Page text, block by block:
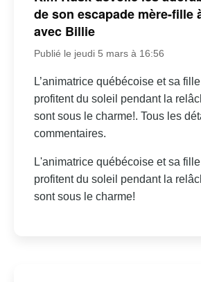
de son escapade mère-fille
avec Billie
Publié le jeudi 5 mars à 16:56
L’animatrice québécoise et sa
profitent du soleil pendant la
sont sous le charme!. Tous les
commentaires.
L'animatrice québécoise et sa
profitent du soleil pendant la
sont sous le charme!